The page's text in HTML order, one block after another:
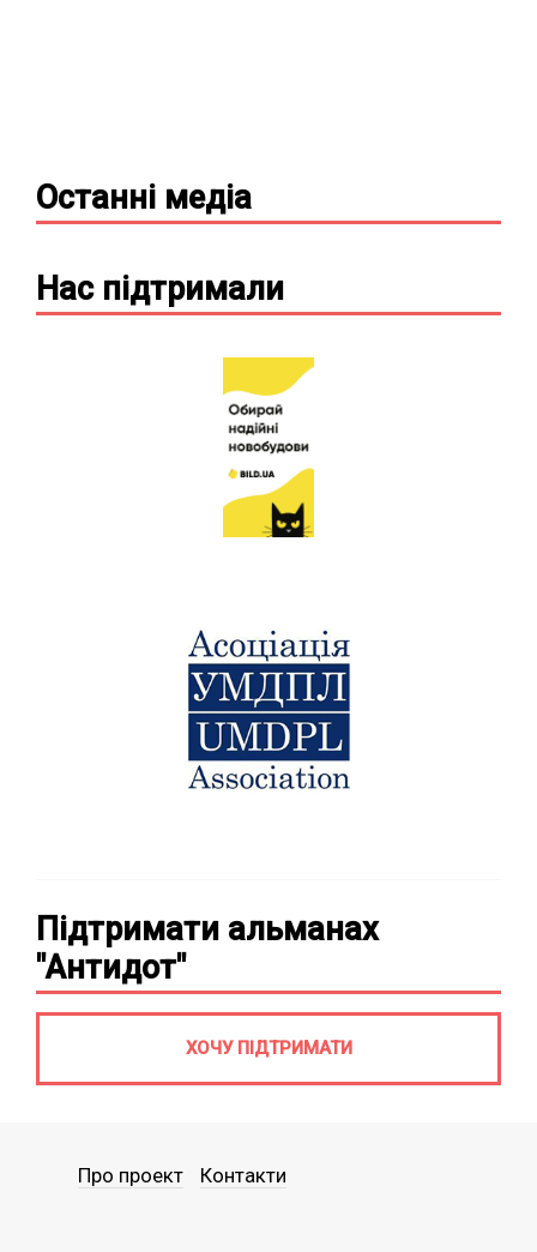
Останні медіа
Нас підтримали
Підтримати альманах
"Антидот"
ХОЧУ ПІДТРИМАТИ
Про проект Контакти